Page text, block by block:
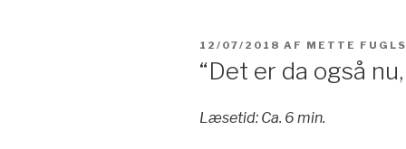
UDGIVET
DEN
12/07/2018 AF METTE
“Det er da også
Læsetid: Ca. 6 min.